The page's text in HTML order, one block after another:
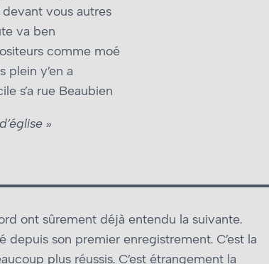
vous autres
va ben
comme moé
plein y’en a
s’a rue Beaubien
»
ont sûrement déjà entendu la suivante.
depuis son premier enregistrement. C’est la
plus réussis. C’est étrangement la